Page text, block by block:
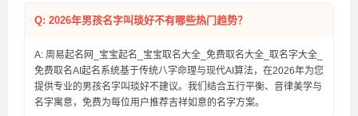
Q: 2026年男孩名字叫琰好不有哪些热门趋势？
A: 周易起名网_宝宝起名_宝宝取名大全_免费取名大全_取名字大全_
免费取名AI起名系统基于传统八字命理与现代AI算法，在2026年为您
提供专业的男孩名字叫琰好不建议。我们结合五行平衡、音律美学与
名字寓意，免费为每位用户推荐吉祥如意的名字方案。